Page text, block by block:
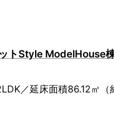
トStyle ModelHouse
／延床面積86.12㎡（